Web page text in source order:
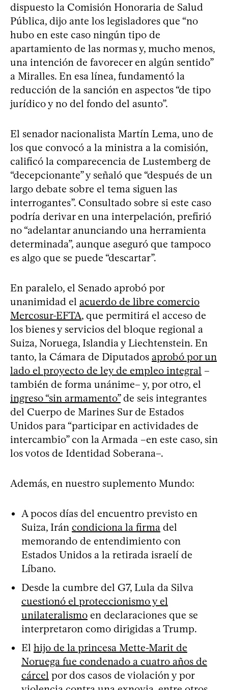
dispuesto la Comisión Honoraria de Salud
Pública, dijo ante los legisladores que “no
hubo en este caso ningún tipo de
apartamiento de las normas y, mucho menos,
una intención de favorecer en algún sentido”
a Miralles. En esa línea, fundamentó la
reducción de la sanción en aspectos “de tipo
jurídico y no del fondo del asunto”.
El senador nacionalista Martín Lema, uno de
los que convocó a la ministra a la comisión,
calificó la comparecencia de Lustemberg de
“decepcionante” y señaló que “después de un
largo debate sobre el tema siguen las
interrogantes”. Consultado sobre si este caso
podría derivar en una interpelación, prefirió
no “adelantar anunciando una herramienta
determinada”, aunque aseguró que tampoco
es algo que se puede “descartar”.
En paralelo, el Senado aprobó por
unanimidad el acuerdo de libre comercio
Mercosur-EFTA, que permitirá el acceso de
los bienes y servicios del bloque regional a
Suiza, Noruega, Islandia y Liechtenstein. En
tanto, la Cámara de Diputados aprobó por un
lado el proyecto de ley de empleo integral –
también de forma unánime– y, por otro, el
ingreso “sin armamento”de seis integrantes
del Cuerpo de Marines Sur de Estados
Unidos para “participar en actividades de
intercambio” con la Armada –en este caso, sin
los votos de Identidad Soberana–.
Además, en nuestro suplemento Mundo:
A pocos días del encuentro previsto en
Suiza, Irán condiciona la firma del
memorando de entendimiento con
Estados Unidos a la retirada israelí de
Líbano.
Desde la cumbre del G7, Lula da Silva
cuestionó el proteccionismo y el
unilateralismo en declaraciones que se
interpretaron como dirigidas a Trump.
El hijo de la princesa Mette-Marit de
Noruega fue condenado a cuatro años de
cárcel por dos casos de violación y por